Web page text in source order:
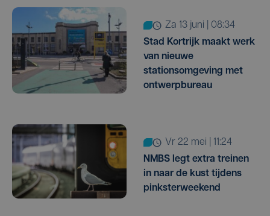
za 13 juni | 08:34
Stad Kortrijk maakt werk
van nieuwe
stationsomgeving met
ontwerpbureau
vr 22 mei | 11:24
NMBS legt extra treinen
in naar de kust tijdens
pinksterweekend